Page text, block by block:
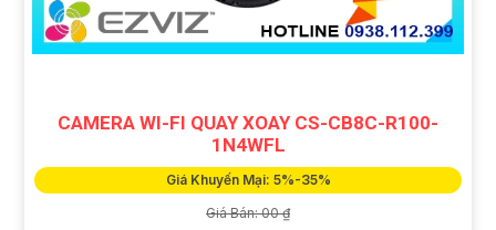
CAMERA WI-FI QUAY XOAY CS-CB8C-R100-
1N4WFL
Giá Khuyến Mại: 5%-35%
Giá Bán: 00 ₫